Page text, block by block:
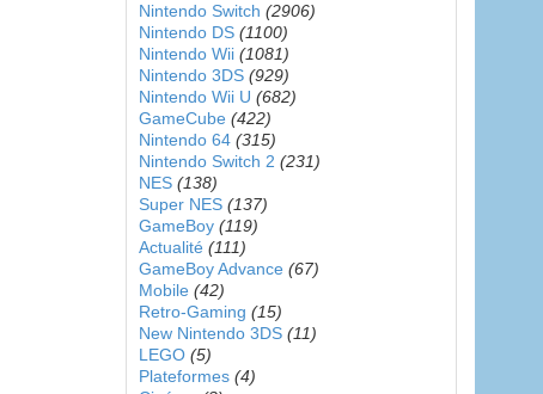
Nintendo Switch (2906)
Nintendo DS (1100)
Nintendo Wii (1081)
Nintendo 3DS (929)
Nintendo Wii U (682)
GameCube (422)
Nintendo 64 (315)
Nintendo Switch 2 (231)
NES (138)
Super NES (137)
GameBoy (119)
Actualité (111)
GameBoy Advance (67)
Mobile (42)
Retro-Gaming (15)
New Nintendo 3DS (11)
LEGO (5)
Plateformes (4)